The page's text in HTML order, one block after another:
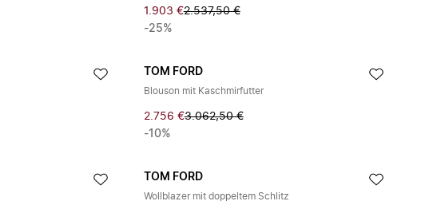
1.903 €2.537,50 €
-25%
TOM FORD
Blouson mit Kaschmirfutter
2.756 €3.062,50 €
-10%
TOM FORD
Wollblazer mit doppeltem Schlitz